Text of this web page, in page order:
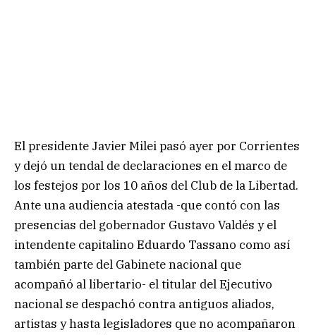
El presidente Javier Milei pasó ayer por Corrientes
y dejó un tendal de declaraciones en el marco de
los festejos por los 10 años del Club de la Libertad.
Ante una audiencia atestada -que contó con las
presencias del gobernador Gustavo Valdés y el
intendente capitalino Eduardo Tassano como así
también parte del Gabinete nacional que
acompañó al libertario- el titular del Ejecutivo
nacional se despachó contra antiguos aliados,
artistas y hasta legisladores que no acompañaron